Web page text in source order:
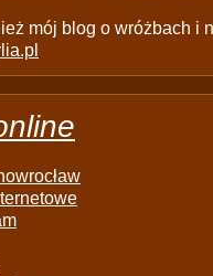
mój blog o wróżbach i